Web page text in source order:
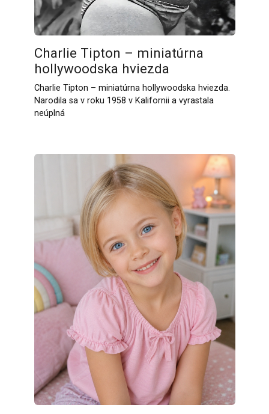
Charlie Tipton – miniatúrna
hollywoodska hviezda
Charlie Tipton – miniatúrna hollywoodska hviezda.
Narodila sa v roku 1958 v Kalifornii a vyrastala
neúplná